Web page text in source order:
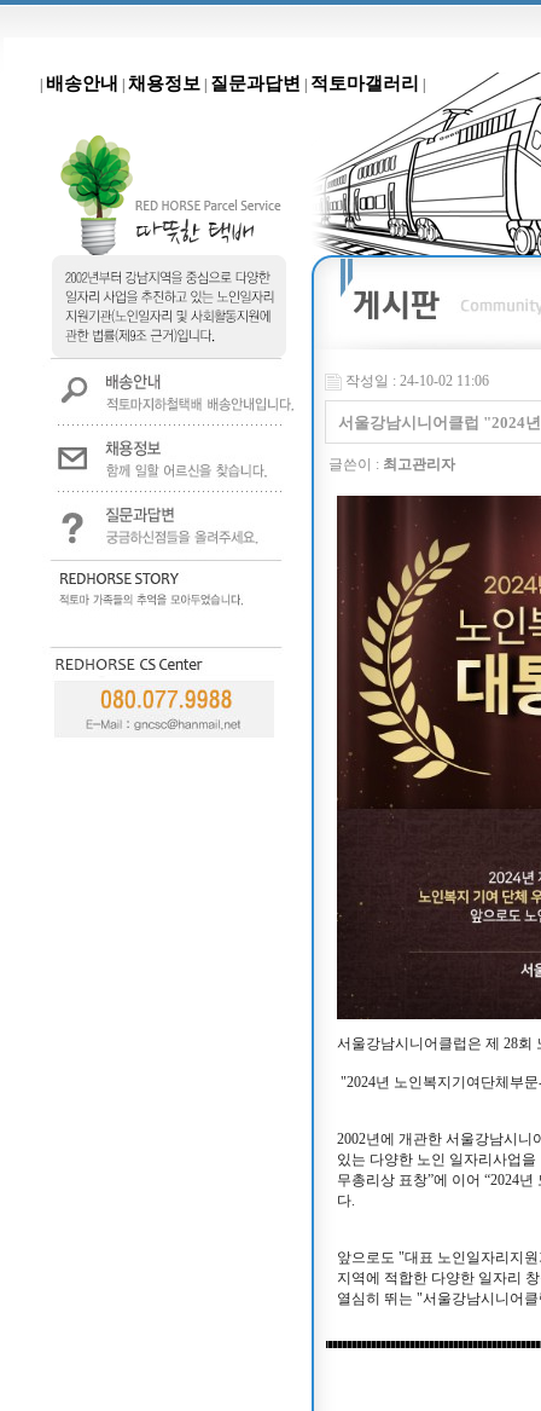
배송안내 채용정보 질문과답변 적토마갤러리
작성일 : 24-10-02 11:06
서울강남시니어클럽 "2024
글쓴이 : 최고관리자
서울강남시니어클럽은 제 28회
"2024년 노인복지기여단체부
2002년에 개관한 서울강남시
있는 다양한 노인 일자리사업
무총리상 표창”에 이어 “2024
다.
앞으로도 "대표 노인일자리지
지역에 적합한 다양한 일자리
열심히 뛰는 "서울강남시니어